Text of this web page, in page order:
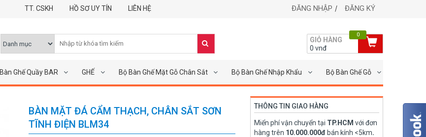
TT. CSKH HỒ SƠ UY TÍN LIÊN HỆ ĐĂNG NHẬP ĐĂNG KÝ
GIỎ HÀNG
0 vnđ
0
Bàn Ghế Quầy BAR GHẾ Bộ Bàn Ghế Mặt Gỗ Chân Sắt Bộ Bàn Ghế Nhập Khẩu Bộ Bàn Ghế Gỗ
BÀN MẶT ĐÁ CẨM THẠCH, CHÂN SẮT SƠN
TĨNH ĐIỆN BLM34
THÔNG TIN GIAO HÀNG
Miển phí vận chuyển tại TP.HCM với đơn
hàng trên 10.000.000đ bán kính <5km.